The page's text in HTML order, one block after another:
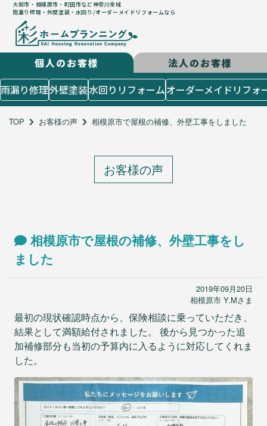
大和市・相模原市・町田市など神奈川全域
雨漏り修理・外壁塗装・水回り/オーダーメイドリフォームなら
はじめての方
５つのコンセプト
施工までの流れ
個人のお客様
水回りリフォーム
オーダーメイドリフォーム
店舗設計造作・出店サポート
法人のお客様
オフィス/店舗等改装・内装デザイン
マンション大規模修繕
施工事例
ニュース
会社情報
会社案内
個人のお客様
法人のお客様
雨漏り修理外壁塗装水回りリフォームオーダーメイドリフォ
TOP お客様の声 相模原市で屋根の補修、外壁工事をしました
お客様の声
相模原市で屋根の補修、外壁工事をし
ました
2019年09月20日
相模原市 Y.Mさま
最初の現状確認時点から、保険相談に乗っていただき、
結果として満額給付されました。 後から見つかった追
加補修部分も当初の予算内に入るように対応してくれま
した。